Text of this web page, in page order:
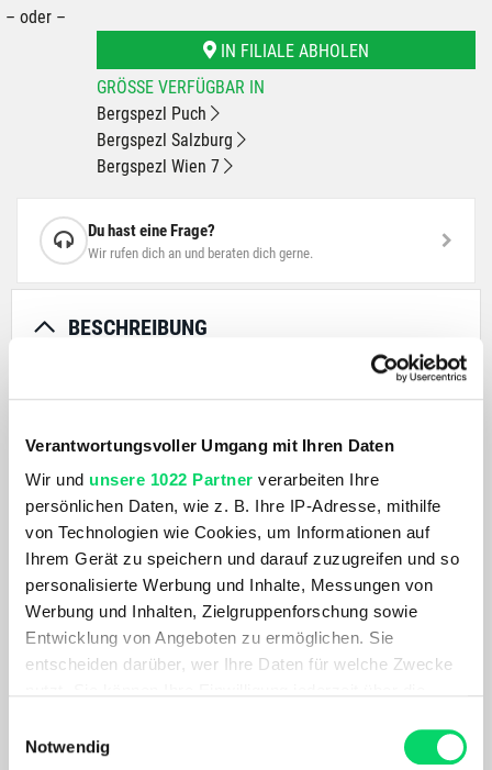
Verantwortungsvoller Umgang mit Ihren Daten
Wir und unsere 1022 Partner verarbeiten Ihre
persönlichen Daten, wie z. B. Ihre IP-Adresse, mithilfe
von Technologien wie Cookies, um Informationen auf
Ihrem Gerät zu speichern und darauf zuzugreifen und so
personalisierte Werbung und Inhalte, Messungen von
Werbung und Inhalten, Zielgruppenforschung sowie
Entwicklung von Angeboten zu ermöglichen. Sie
entscheiden darüber, wer Ihre Daten für welche Zwecke
Trigger Symbol ändern oder widerrufen
Notwendig
– oder –
IN FILIALE ABHOLEN
GRÖSSE VERFÜGBAR IN
Bergspezl Puch
Bergspezl Salzburg
Bergspezl Wien 7
Du hast eine Frage?
Wir rufen dich an und beraten dich gerne.
BESCHREIBUNG
High-end Bremsbeläge mit einer organischen
einsatzbereit ist. Ohne den Aufwand, die Bremsbeläge für
die Nutzung an deinem Fahrrad vorzubereiten. Sie
erreichen ihre beste Bremsleistung bei trockenen
Bedingungen und sorgen für die beste Bremsperformance,
was sie ideal für den wettkampforientierten XC-Einsatz
macht. Einfache Installation dank der gebogenen
Unterseite.